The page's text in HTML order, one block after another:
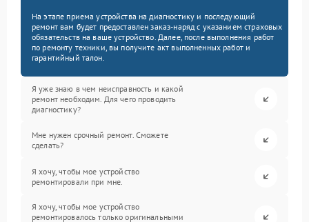
На этапе приема устройства на диагностику и последующий
ремонт вам будет предоставлен заказ-наряд с указанием страховых
обязательств на ваше устройство. Далее, после выполнения работ
по ремонту техники, вы получите акт выполненных работ и
гарантийный талон.
Я уже знаю в чем неисправность и какой
ремонт необходим. Для чего проводить
диагностику?
Мне нужен срочный ремонт. Сможете
сделать?
Я хочу, чтобы мое устройство
ремонтировали при мне.
Я хочу, чтобы мое устройство
ремонтировалось только оригинальными